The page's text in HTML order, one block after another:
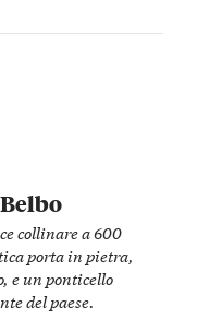
collinare a 600
porta in pietra,
e un ponticello
del paese.